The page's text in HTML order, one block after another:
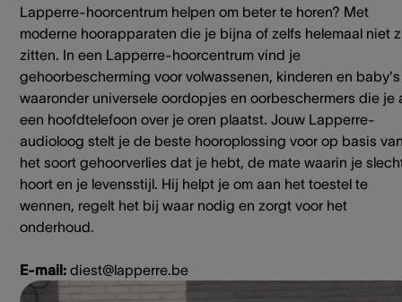
Lapperre-hoorcentrum helpen om beter te horen? Met
moderne hoorapparaten die je bijna of zelfs helemaal niet
zitten. In een Lapperre-hoorcentrum vind je
gehoorbescherming voor volwassenen, kinderen en baby's
waaronder universele oordopjes en oorbeschermers die je
een hoofdtelefoon over je oren plaatst. Jouw Lapperre-
audioloog stelt je de beste hooroplossing voor op basis
het soort gehoorverlies dat je hebt, de mate waarin je
hoort en je levensstijl. Hij helpt je om aan het toestel te
wennen, regelt het bij waar nodig en zorgt voor het
onderhoud.
E-mail: diest@lapperre.be